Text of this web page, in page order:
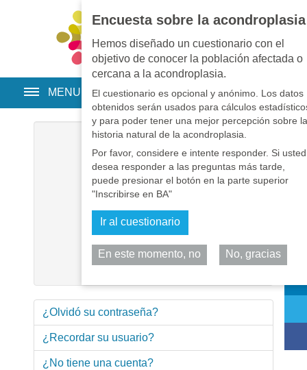
Encuesta sobre la acondroplasia
Hemos diseñado un cuestionario con el
objetivo de conocer la población afectada o
cercana a la acondroplasia.
El cuestionario es opcional y anónimo. Los datos
obtenidos serán usados para cálculos
y para poder tener una mejor percepción sobre la
historia natural de la acondroplasia.
Por favor, considere e intente responder. Si usted
desea responder a las preguntas más tarde,
puede presionar el botón en la parte superior
"Inscribirse en BA"
Ir al cuestionario
En este momento, no No, gracias
EN • PT • ES • RU
MENU
Contraseña*
Recuérdeme
Identificarse
¿Olvidó su contraseña?
¿Recordar su usuario?
¿No tiene una cuenta?